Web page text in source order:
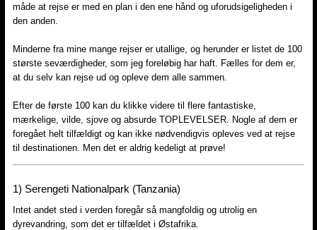
måde at rejse er med en plan i den ene hånd og uforudsigeligheden i
den anden.
Minderne fra mine mange rejser er utallige, og herunder er listet de 100
største seværdigheder, som jeg foreløbig har haft. Fælles for dem er,
at du selv kan rejse ud og opleve dem alle sammen.
Efter de første 100 kan du klikke videre til flere fantastiske,
mærkelige, vilde, sjove og absurde TOPLEVELSER. Nogle af dem er
foregået helt tilfældigt og kan ikke nødvendigvis opleves ved at rejse
til destinationen. Men det er aldrig kedeligt at prøve!
1) Serengeti Nationalpark (Tanzania)​
Intet andet sted i verden foregår så mangfoldig og utrolig en
dyrevandring, som det er tilfældet i Østafrika.